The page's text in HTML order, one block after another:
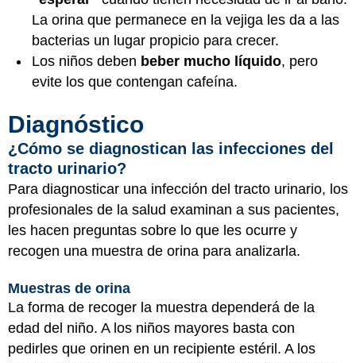
La orina que permanece en la vejiga les da a las
bacterias un lugar propicio para crecer.
Los niños deben beber mucho líquido, pero
evite los que contengan cafeína.
Diagnóstico
¿Cómo se diagnostican las infecciones del
tracto urinario?
Para diagnosticar una infección del tracto urinario, los
profesionales de la salud examinan a sus pacientes,
les hacen preguntas sobre lo que les ocurre y
recogen una muestra de orina para analizarla.
Muestras de orina
La forma de recoger la muestra dependerá de la
edad del niño. A los niños mayores basta con
pedirles que orinen en un recipiente estéril. A los